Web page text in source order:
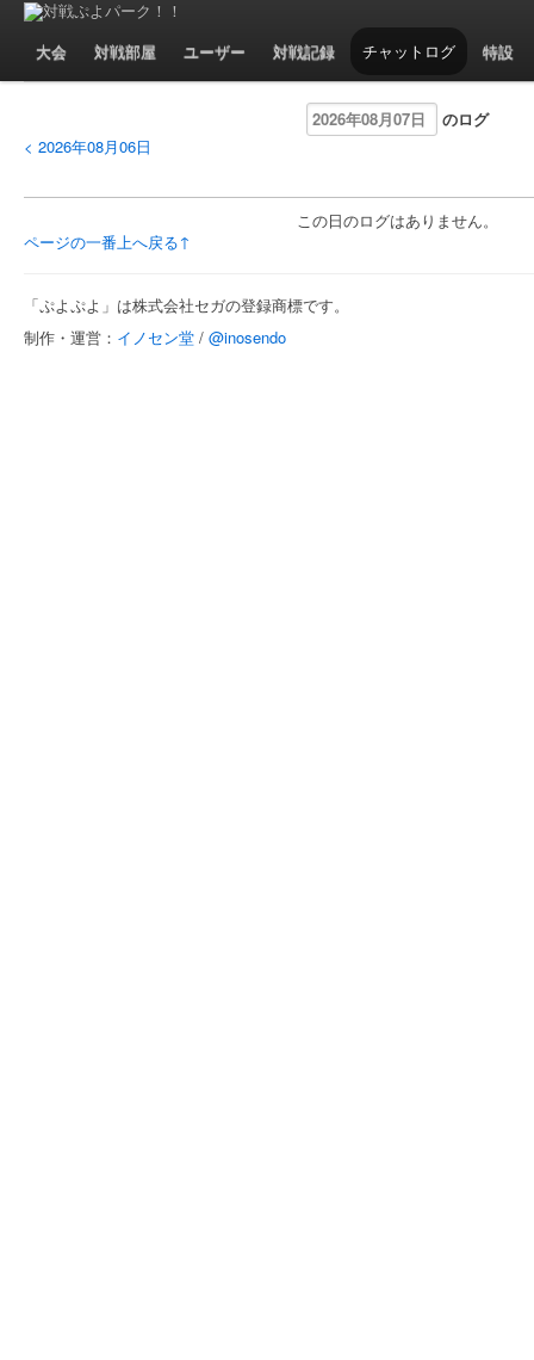
大会 対戦部屋 ユーザー 対戦記録 チャットログ 特設
今日のチャットログ（0件）
のログ
< 2026年08月06日
この日のログはありません。
ページの一番上へ戻る↑
「ぷよぷよ」は株式会社セガの登録商標です。
制作・運営： イノセン堂 / @inosendo